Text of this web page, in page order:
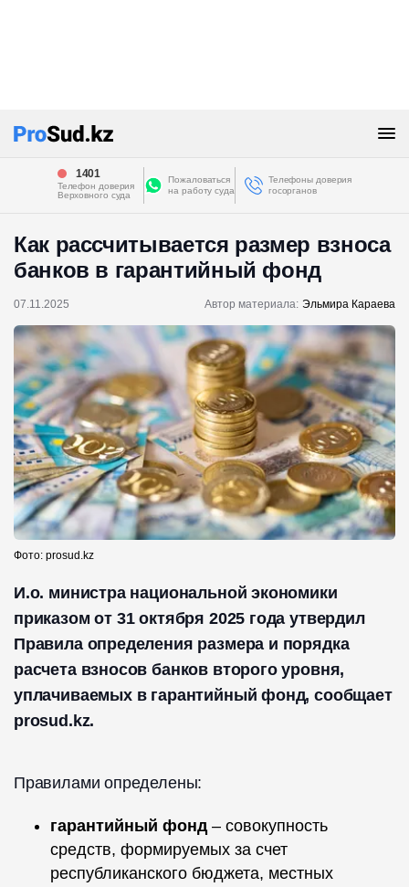
1401
Телефон доверия
Верховного суда
Пожаловаться
на работу суда
Телефоны доверия
госорганов
Как рассчитывается размер взноса
банков в гарантийный фонд
07.11.2025 Автор материала: Эльмира Караева
Фото: prosud.kz
И.о. министра национальной экономики
приказом от 31 октября 2025 года утвердил
Правила определения размера и порядка
расчета взносов банков второго уровня,
уплачиваемых в гарантийный фонд, сообщает
prosud.kz.
Правилами определены:
гарантийный фонд – совокупность
средств, формируемых за счет
республиканского бюджета, местных